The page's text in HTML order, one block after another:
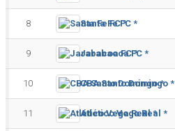
8 Santa Fe FC *
9 Jarabacoa FC *
10 CBA Santo Domingo *
11 Atlético Vega Real *